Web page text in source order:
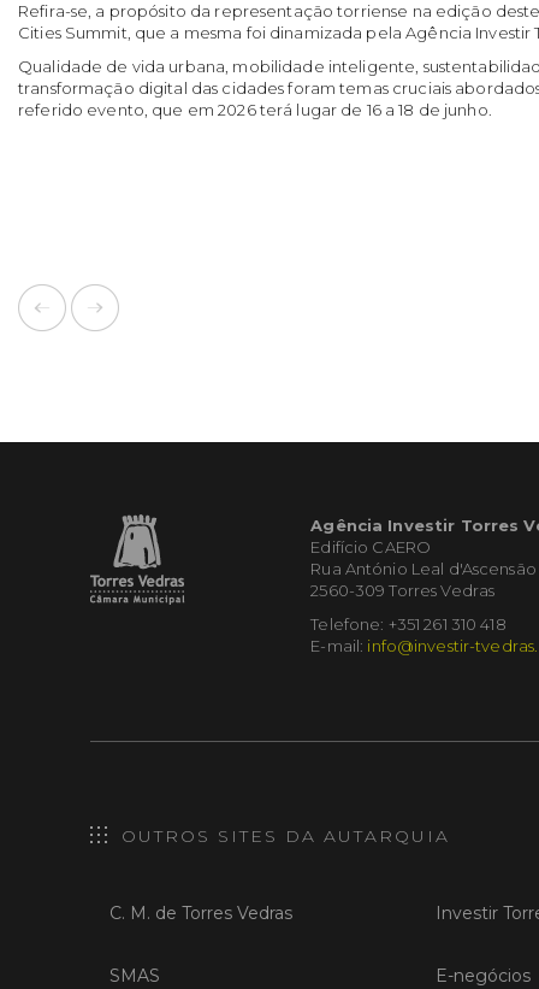
Refira-se, a propósito da representação torriense na edição
Cities Summit, que a mesma foi dinamizada pela Agência Investir
Qualidade de vida urbana, mobilidade inteligente,
transformação digital das cidades foram temas cruciais
referido evento, que em 2026 terá lugar de 16 a 18 de junho.
Agência Investir Torres
Edifício CAERO
Rua António Leal d'Ascensão
2560-309 Torres Vedras
Telefone: +351 261 310 418
E-mail: info@investir-
OUTROS SITES DA AUTARQUIA
C. M. de Torres Vedras
SMAS
Investir
E-negócios